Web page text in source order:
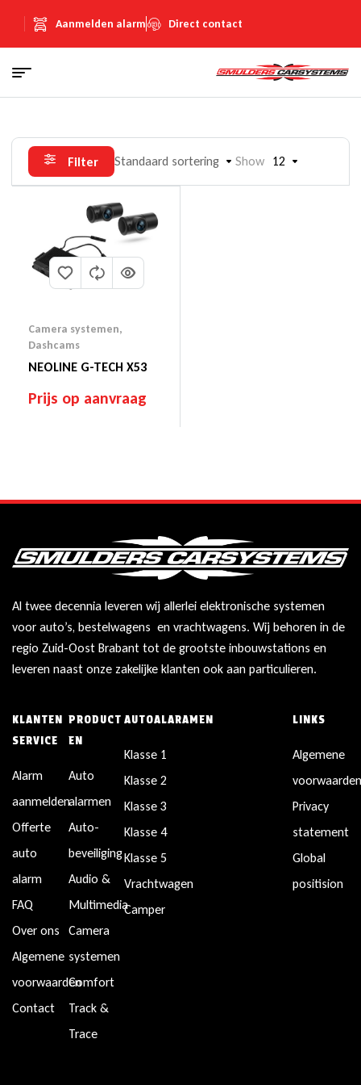
Aanmelden alarm Direct contact
Filter Standaard sortering Show 12
Camera systemen,
Dashcams
NEOLINE G-TECH X53
Prijs op aanvraag
Al twee decennia leveren wij allerlei elektronische systemen
voor auto’s, bestelwagens en vrachtwagens. Wij behoren in de
regio Zuid-Oost Brabant tot de grootste inbouwstations en
leveren naast onze zakelijke klanten ook aan particulieren.
KLANTEN
SERVICE
Alarm
aanmelden
Offerte
auto
alarm
FAQ
Over ons
Algemene
voorwaarden
Contact
PRODUCT
EN
Auto
alarmen
Auto-
beveiliging
Audio &
Multimedia
Camera
systemen
Comfort
Track &
Trace
AUTOALARAMEN
Klasse 1
Klasse 2
Klasse 3
Klasse 4
Klasse 5
Vrachtwagen
Camper
LINKS
Algemene
Privacy
statement
Global
positision